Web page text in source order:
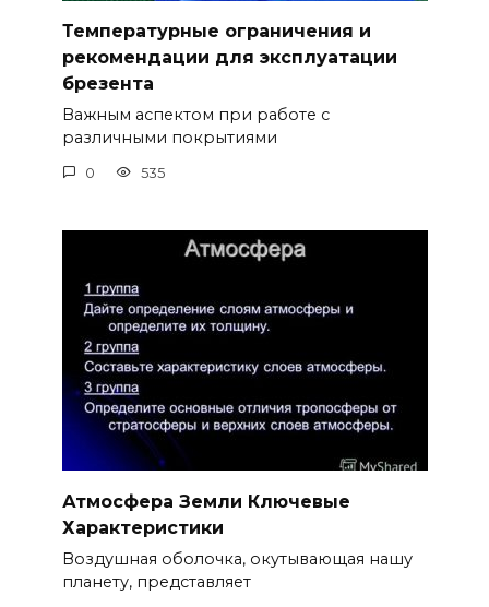
Температурные ограничения и
рекомендации для эксплуатации
брезента
Важным аспектом при работе с
различными покрытиями
0 535
Атмосфера Земли Ключевые
Характеристики
Воздушная оболочка, окутывающая нашу
планету, представляет